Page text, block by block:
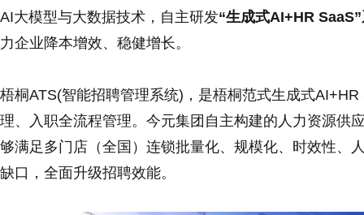
AI大模型与大数据技术，自主研发“生成式AI+HR
力企业降本增效、稳健增长。
梧桐ATS(智能招聘管理系统)，是梧桐范式生成式
理、入职全流程管理。今元集团自主构建的人力资源供
够满足多门店（全国）连锁批量化、规模化、时效性、
缺口，全面升级招聘效能。